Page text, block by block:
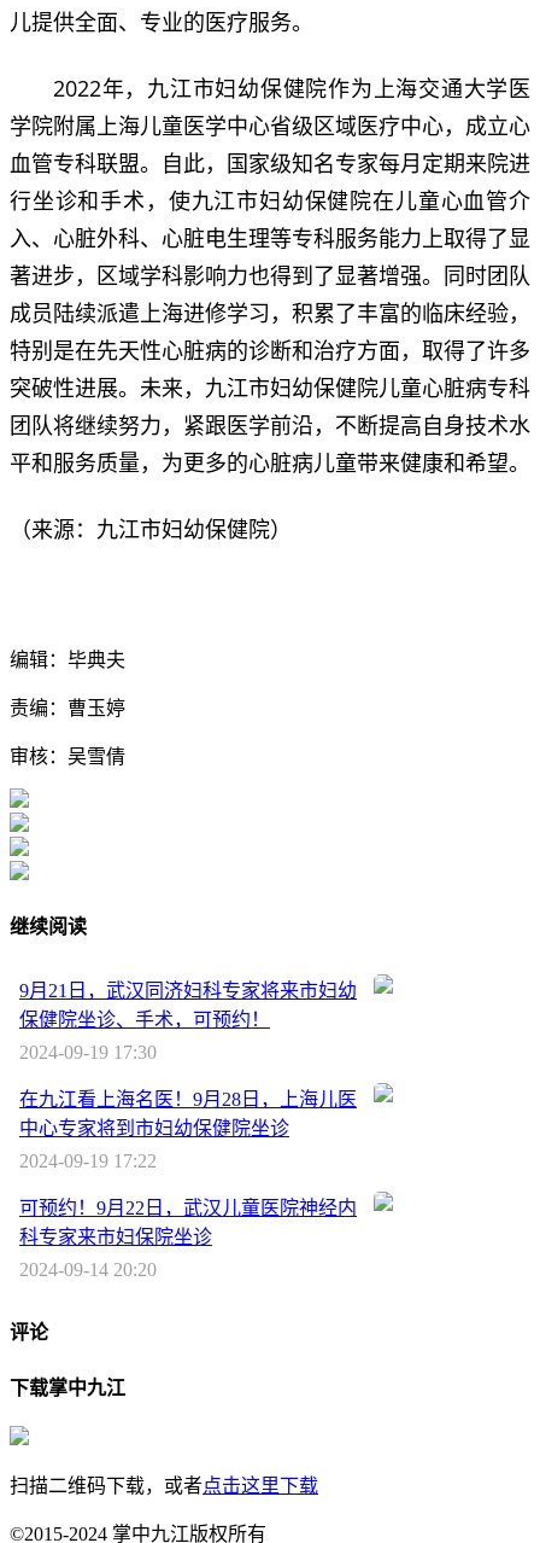
儿提供全面、专业的医疗服务。
2022年，九江市妇幼保健院作为上海交通大学医
学院附属上海儿童医学中心省级区域医疗中心，成立心
血管专科联盟。自此，国家级知名专家每月定期来院进
行坐诊和手术，使九江市妇幼保健院在儿童心血管介
入、心脏外科、心脏电生理等专科服务能力上取得了显
著进步，区域学科影响力也得到了显著增强。同时团队
成员陆续派遣上海进修学习，积累了丰富的临床经验，
特别是在先天性心脏病的诊断和治疗方面，取得了许多
突破性进展。未来，九江市妇幼保健院儿童心脏病专科
团队将继续努力，紧跟医学前沿，不断提高自身技术水
平和服务质量，为更多的心脏病儿童带来健康和希望。
（来源：九江市妇幼保健院）
编辑：毕典夫
责编：曹玉婷
审核：吴雪倩
继续阅读
9月21日，武汉同济妇科专家将来市妇幼
保健院坐诊、手术，可预约！
2024-09-19 17:30
在九江看上海名医！9月28日，上海儿医
中心专家将到市妇幼保健院坐诊
2024-09-19 17:22
可预约！9月22日，武汉儿童医院神经内
科专家来市妇保院坐诊
2024-09-14 20:20
评论
下载掌中九江
扫描二维码下载，或者点击这里下载
©2015-2024 掌中九江版权所有